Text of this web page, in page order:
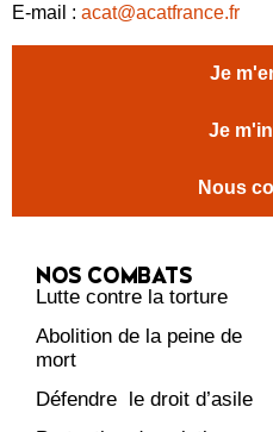
E-mail : acat@acatfrance.fr
Je
Je
Nous
NOS COMBATS
Lutte contre la torture
Abolition de la peine de
mort
Défendre le droit d’asile